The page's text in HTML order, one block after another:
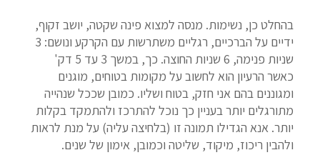
בהחלט כן, נשימות. מנסה למצוא פינה שקטה, יושב זקוף,
ידיים על הברכיים, רגליים משתרשות עם הקרקע ונושם: 3
שניות פנימה, 6 שניות החוצה. כך, במשך 3 עד 5 דק'
כאשר הרעיון הוא לחשוב על מקומות בטוחים, מוגנים
ומגוננים בהם אני חזק, בטוח ושליו. כמובן שככל שנהייה
מתורגלים יותר בעניין כך נוכל להתרכז ולהתמקד בקלות
יותר. אנא הגדילו תמונה זו (בלחיצה עליה) על מנת לראות
ולהבין ריכוז, מיקוד, שליטה וכמובן, אימון של שנים.